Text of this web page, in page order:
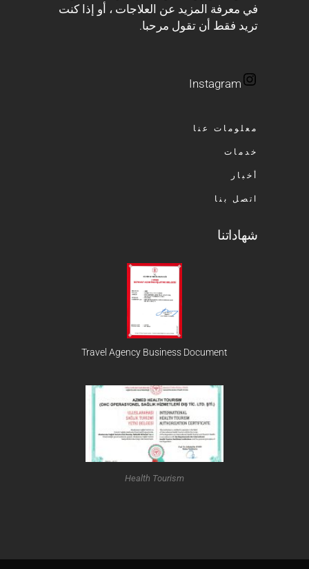
في معرفة المزيد عن العلاجات ، أو إذا كنت
تريد فقط أن تقول مرحبا.
Instagram
معلومات عنا
خدمات
أخبار
اتصل بنا
شهاداتنا
Travel Agency Business Document
Health Tourism